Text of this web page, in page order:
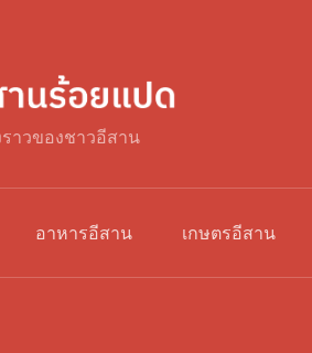
ราวของชาวอีสาน
อาหารอีสาน เกษตรอีสาน